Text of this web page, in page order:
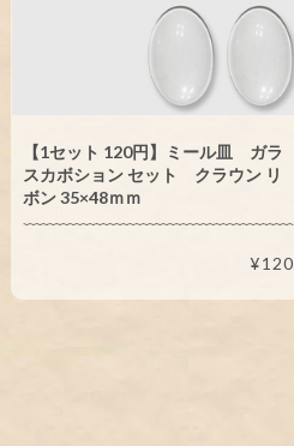
【1セット 120円】ミール皿 ガラ
スカボション セット クラウン リ
ボン 35×48ｍｍ
¥120